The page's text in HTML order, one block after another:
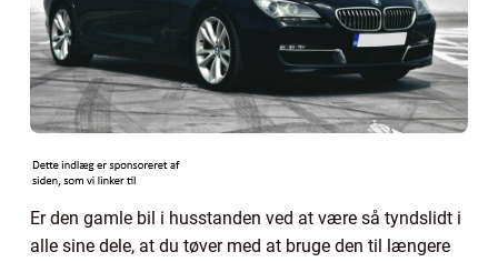
Er den gamle bil i husstanden ved at være så tyndslidt i
alle sine dele, at du tøver med at bruge den til længere